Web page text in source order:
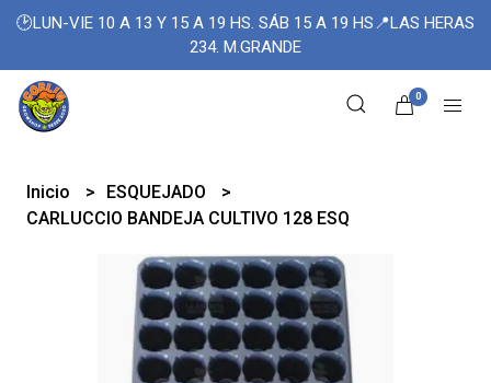
🕑LUN-VIE 10 A 13 Y 15 A 19 HS. SÁB 15 A 19 HS📍LAS HERAS
234. M.GRANDE
0
Inicio
ESQUEJADO
CARLUCCIO BANDEJA CULTIVO 128 ESQ